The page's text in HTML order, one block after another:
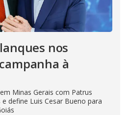
nos
à
Minas Gerais com Patrus
e define Luis Cesar Bueno para